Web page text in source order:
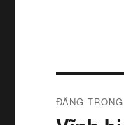
hướng
ĐĂNG TRONG